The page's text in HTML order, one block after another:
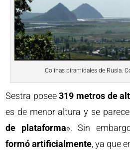
Colinas piramidales de Rusia.
Sestra posee319 metros de
es de menor altura y se
de plataforma». Sin
formó artificialmente, ya que